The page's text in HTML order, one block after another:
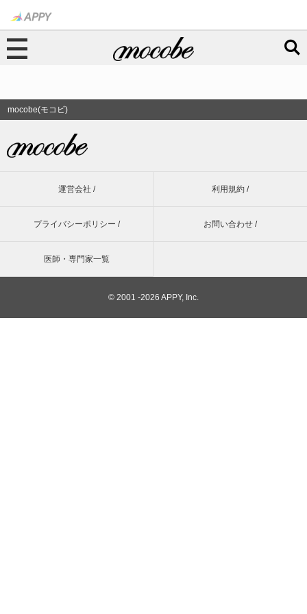
mocobe(モコビ)
運営会社 / 利用規約 /
プライバシーポリシー / お問い合わせ /
医師・専門家一覧
© 2001 -2026 APPY, Inc.